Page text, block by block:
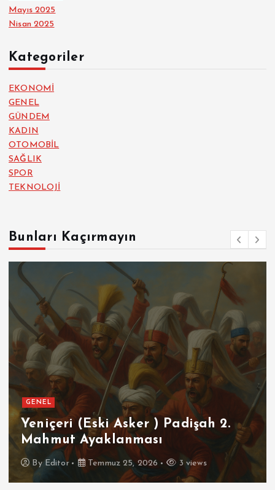
Mayıs 2025
Nisan 2025
Kategoriler
EKONOMİ
GENEL
GÜNDEM
KADIN
OTOMOBİL
SAĞLIK
SPOR
TEKNOLOJİ
Bunları Kaçırmayın
GENEL
Yeniçeri (Eski Asker ) Padişah 2.
Mahmut Ayaklanması
By Editor Temmuz 25, 2026 3 views